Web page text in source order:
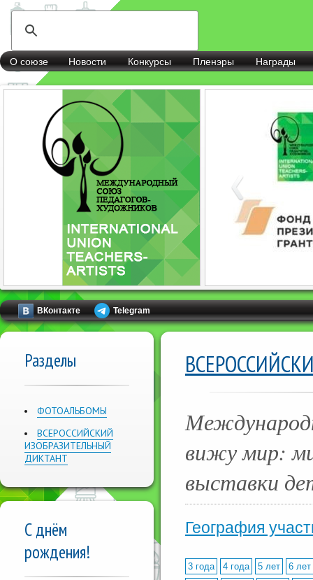
О союзе Новости Конкурсы Пленэры Награды
ВКонтакте Telegram
Разделы
ФОТОАЛЬБОМЫ
ВСЕРОССИЙСКИЙ
ИЗОБРАЗИТЕЛЬНЫЙ
ДИКТАНТ
С днём
рождения!
вижу мир:
выставки
География
3 года 4 года 5 лет
6 лет